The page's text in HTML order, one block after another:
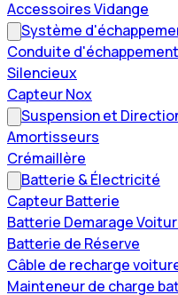
Accessoires Vidange
Système
Conduite d'échappement
Silencieux
Capteur Nox
Suspension et
Amortisseurs
Crémaillère
Batterie & Électricité
Capteur Batterie
Batterie Demarage
Batterie de Réserve
Câble de recharge
Mainteneur de charge